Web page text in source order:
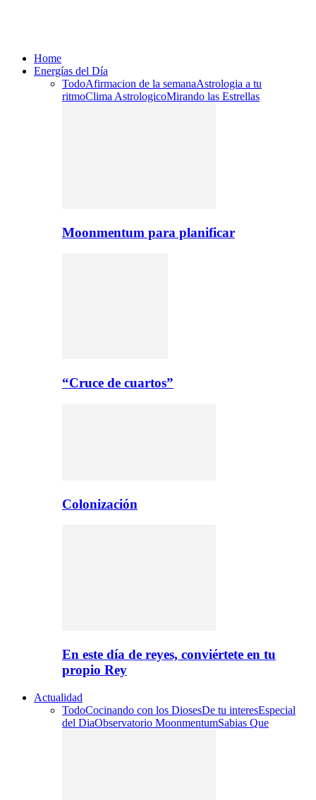
Home
Energías del Día
TodoAfirmacion de la semanaAstrologia a tu
ritmoClima AstrologicoMirando las Estrellas
Moonmentum para planificar
“Cruce de cuartos”
Colonización
En este día de reyes, conviértete en tu
propio Rey
Actualidad
TodoCocinando con los DiosesDe tu interesEspecial
del DiaObservatorio MoonmentumSabias Que